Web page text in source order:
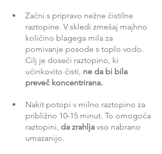
Začni s pripravo nežne čistilne
raztopine. V skledi zmešaj majhno
količino blagega mila za
pomivanje posode s toplo vodo.
Cilj je doseči raztopino, ki
učinkovito čisti, ne da bi bila
preveč koncentrirana.
Nakit potopi v milno raztopino za
približno 10-15 minut. To omogoča
raztopini, da zrahlja vso nabrano
umazanijo.